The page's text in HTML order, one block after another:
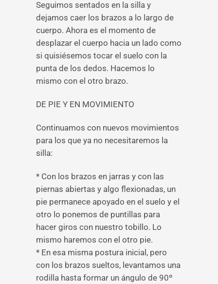
Seguimos sentados en la silla y
dejamos caer los brazos a lo largo de
cuerpo. Ahora es el momento de
desplazar el cuerpo hacia un lado como
si quisiésemos tocar el suelo con la
punta de los dedos. Hacemos lo
mismo con el otro brazo.
DE PIE Y EN MOVIMIENTO
Continuamos con nuevos movimientos
para los que ya no necesitaremos la
silla:
* Con los brazos en jarras y con las
piernas abiertas y algo flexionadas, un
pie permanece apoyado en el suelo y el
otro lo ponemos de puntillas para
hacer giros con nuestro tobillo. Lo
mismo haremos con el otro pie.
* En esa misma postura inicial, pero
con los brazos sueltos, levantamos una
rodilla hasta formar un ángulo de 90º